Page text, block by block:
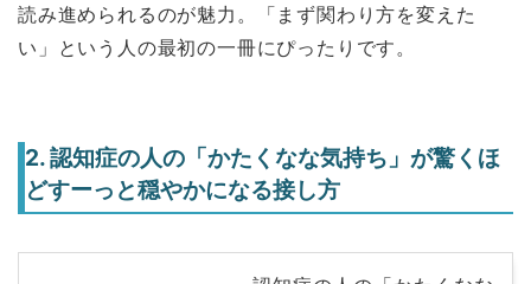
読み進められるのが魅力。「まず関わり方を変えた
い」という人の最初の一冊にぴったりです。
2. 認知症の人の「かたくなな気持ち」が驚くほ
どすーっと穏やかになる接し方